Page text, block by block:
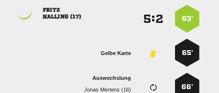
63’
:

 
65’
Gelbe Karte
66’
Auswechslung
  